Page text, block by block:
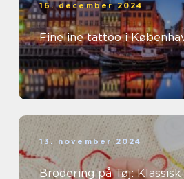
16. december 2024
Fineline tattoo i
13. november 2024
Brodering på Tøj: